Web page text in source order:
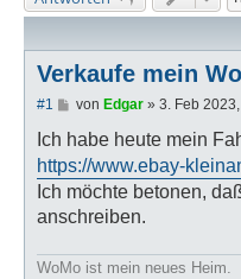
Verkaufe mein
#1
B
i
r
a
g
von Edgar» 3. Feb
Ich habe heute mein
https://www.ebay-
Ich möchte betonen,
anschreiben.
WoMo ist mein neues Heim.